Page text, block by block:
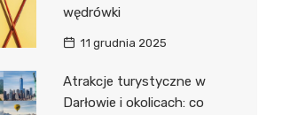
wędrówki
11 grudnia 2025
Atrakcje turystyczne w
Darłowie i okolicach: co